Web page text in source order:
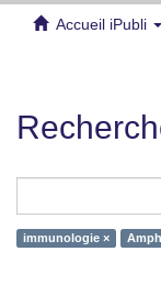
navigation
Accueil iPubli
immunologie ×